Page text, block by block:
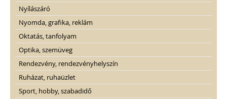
Nyílászáró
Nyomda, grafika, reklám
Oktatás, tanfolyam
Optika, szemüveg
Rendezvény, rendezvényhelyszín
Ruházat, ruhaüzlet
Sport, hobby, szabadidő